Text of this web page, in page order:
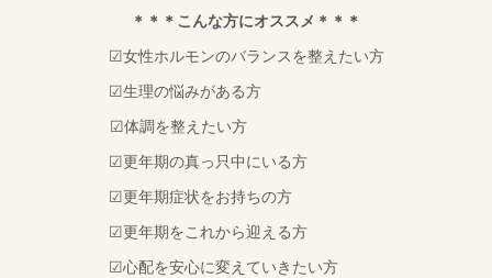
＊＊＊こんな方にオススメ＊＊＊
☑女性ホルモンのバランスを整えたい方
☑生理の悩みがある方
☑体調を整えたい方
☑更年期の真っ只中にいる方
☑更年期症状をお持ちの方
☑更年期をこれから迎える方
☑心配を安心に変えていきたい方